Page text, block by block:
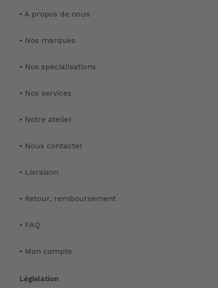
• A propos de nous
• Nos marques
• Nos spécialisations
• Nos services
• Notre atelier
• Nous contacter
• Livraison
• Retour, remboursement
• FAQ
• Mon compte
Législation